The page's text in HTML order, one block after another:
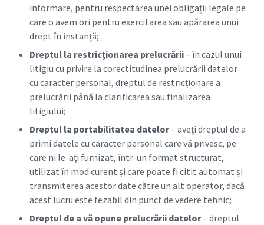
informare, pentru respectarea unei obligații legale pe
care o avem ori pentru exercitarea sau apărarea unui
drept în instanță;
Dreptul la restricționarea prelucrării– în cazul unui
litigiu cu privire la corectitudinea prelucrării datelor
cu caracter personal, dreptul de restricționare a
prelucrării până la clarificarea sau finalizarea
litigiului;
Dreptul la portabilitatea datelor– aveți dreptul de a
primi datele cu caracter personal care vă privesc, pe
care ni le-ați furnizat, într-un format structurat,
utilizat în mod curent și care poate fi citit automat și
transmiterea acestor date către un alt operator, dacă
acest lucru este fezabil din punct de vedere tehnic;
Dreptul de a vă opune prelucrării datelor– dreptul